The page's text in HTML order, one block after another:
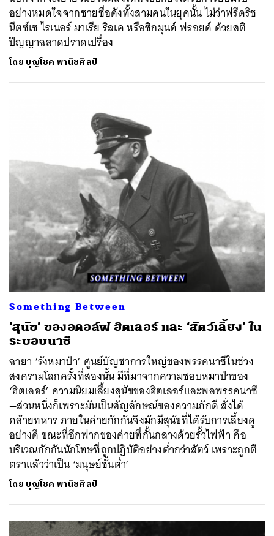
อย่างหมดใจจากชายชื่อดังทั้งสามคนในยุคนั้น ไม่ว่าฟรีดริช
นีตซ์เช ไรเนอร์ มาเรีย ริลเค หรือซิกมุนด์ ฟรอยด์ ด้วยสติ
ปัญญาฉลาดปราดเปรื่อง
โดย บุญโชค พานิชศิลป์
Something Between
‘สุนัข’ ของอดอล์ฟ ฮิตเลอร์ และ ‘สัตว์เลี้ยง’ ใน
ระบอบนาซี
ฉายา ‘รังหมาป่า’ ศูนย์บัญชาการใหญ่ของพรรคนาซีในช่วง
สงครามโลกครั้งที่สองนั้น มีที่มาจากความชอบหมาป่าของ
‘ฮิตเลอร์’ ความนิยมเลี้ยงสุนัขของฮิตเลอร์และพลพรรคนาซี
—ส่วนหนึ่งก็เพราะมันเป็นสัญลักษณ์ของความภักดี สั่งได้
คล้ายทหาร ภายในค่ายกักกันจึงมักมีสุนัขที่ได้รับการเลี้ยงดู
อย่างดี ขณะที่อีกฟากของค่ายที่กั้นกลางด้วยรั้วไฟฟ้า คือ
บริเวณกักกันนักโทษที่ถูกปฏิบัติอย่างต่ำกว่าสัตว์ เพราะถูกตี
ตราแล้วว่าเป็น ‘มนุษย์ชั้นต่ำ’
โดย บุญโชค พานิชศิลป์